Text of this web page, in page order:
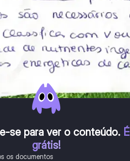
se para ver o conteúdo. É
grátis!
os documentos